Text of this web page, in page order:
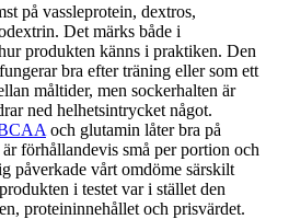
på vassleprotein, dextros,
Det märks både i
produkten känns i praktiken. Den
bra efter träning eller som ett
måltider, men sockerhalten är
ned helhetsintrycket något.
och glutamin låter bra på
förhållandevis små per portion och
påverkade vårt omdöme särskilt
i testet var i stället den
proteininnehållet och prisvärdet.